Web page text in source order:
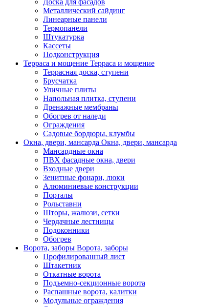
Доска для фасадов
Металлический сайдинг
Линеарные панели
Термопанели
Штукатурка
Кассеты
Подконструкция
Терраса и мощение Терраса и мощение
Террасная доска, ступени
Брусчатка
Уличные плиты
Напольная плитка, ступени
Дренажные мембраны
Обогрев от наледи
Ограждения
Садовые бордюры, клумбы
Окна, двери, мансарда Окна, двери, мансарда
Мансардные окна
ПВХ фасадные окна, двери
Входные двери
Зенитные фонари, люки
Алюминиевые конструкции
Порталы
Рольставни
Шторы, жалюзи, сетки
Чердачные лестницы
Подоконники
Обогрев
Ворота, заборы Ворота, заборы
Профилированный лист
Штакетник
Откатные ворота
Подъемно-секционные ворота
Распашные ворота, калитки
Модульные ограждения